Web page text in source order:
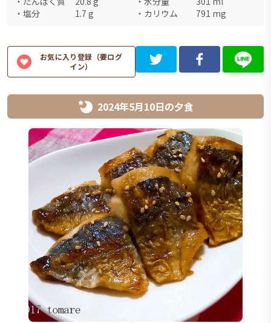
・ 塩分 1.7 g ・ カリウム 791 mg
お気に入り登録（要ログ
イン）
2024年5月10日の夕食